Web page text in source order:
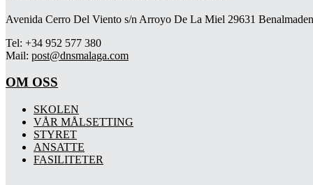
Avenida Cerro Del Viento s/n Arroyo De La Miel 29631
Tel: +34 952 577 380
Mail: post@dnsmalaga.com
OM OSS
SKOLEN
VÅR MÅLSETTING
STYRET
ANSATTE
FASILITETER